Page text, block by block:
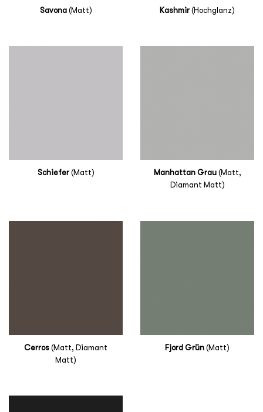
Savona(Matt) Kashmir (Hochglanz)
Schiefer(Matt) Manhattan Grau(Matt,
Diamant Matt)
Cerros (Matt, Diamant
Matt)
Fjord Grün (Matt)